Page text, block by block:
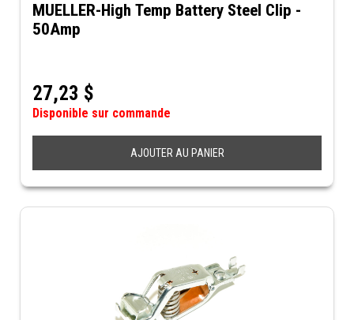
MUELLER-High Temp Battery Steel Clip -
50Amp
27,23 $
Disponible sur commande
AJOUTER AU PANIER